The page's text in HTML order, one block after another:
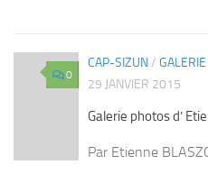
0
CAP-SIZUN/ GALERIE
29 JANVIER 2015
Galerie photos d’
Par Etienne